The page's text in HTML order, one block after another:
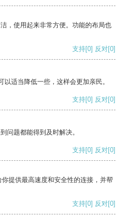
，使用起来非常方便。功能的布局也
支持[0] 反对[0]
适当降低一些，这样会更加亲民。
支持[0] 反对[0]
问题都能得到及时解决。
支持[0] 反对[0]
提供最高速度和安全性的连接，并帮
支持[0] 反对[0]